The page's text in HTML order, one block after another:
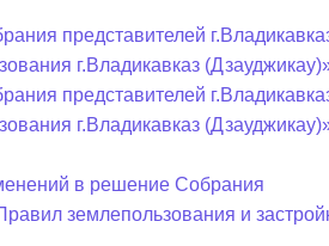
представителей
г.Владикавказ
представителей
г.Владикавказ
в решение Собрания
землепользования и